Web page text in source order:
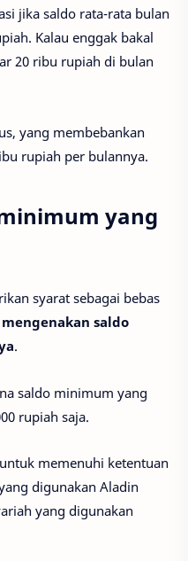
jika saldo rata-rata bulan
Kalau enggak bakal
20 ribu rupiah di bulan
yang membebankan
rupiah per bulannya.
yang
syarat sebagai bebas
saldo
.
saldo minimum yang
rupiah saja.
memenuhi ketentuan
digunakan Aladin
yang digunakan